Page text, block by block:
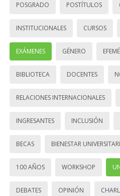
POSGRADO POSTÍTULOS
INSTITUCIONALES CURSOS
EXÁMENES GÉNERO
BIBLIOTECA DOCENTES
RELACIONES INTERNACIONALES
INGRESANTES INCLUSIÓN
BECAS BIENESTAR
100 AÑOS WORKSHOP
DEBATES OPINIÓN